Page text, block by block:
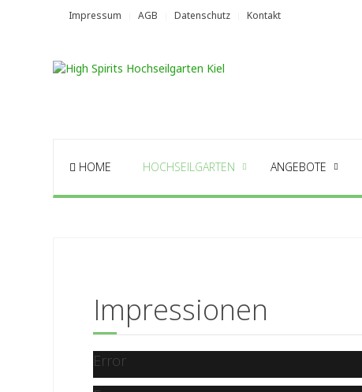
Impressum AGB Datenschutz Kontakt
HOME HOCHSEILGARTEN ANGEBOTE
Impressionen
Error